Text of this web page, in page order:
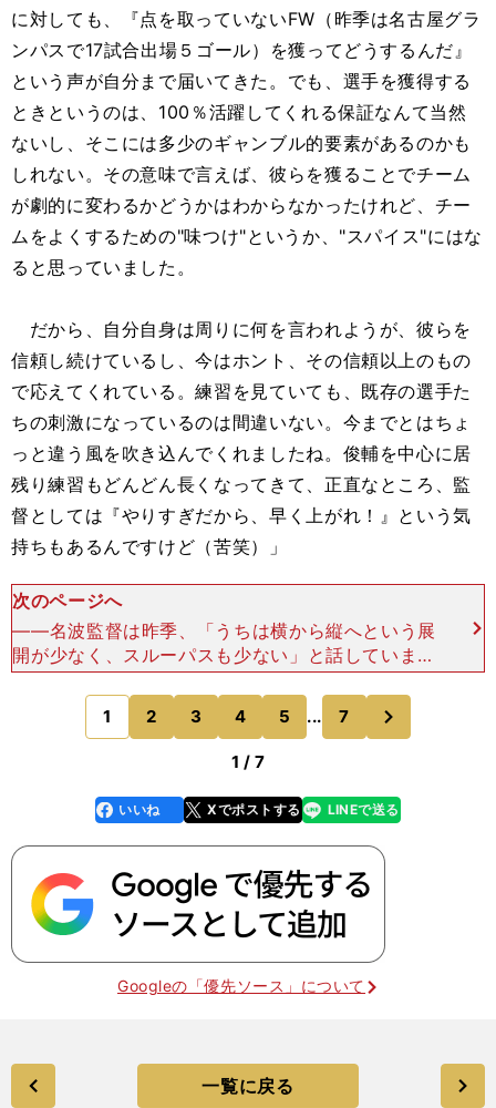
に対しても、『点を取っていないFW（昨季は名古屋グラ
ンパスで17試合出場５ゴール）を獲ってどうするんだ』
という声が自分まで届いてきた。でも、選手を獲得する
ときというのは、100％活躍してくれる保証なんて当然
ないし、そこには多少のギャンブル的要素があるのかも
しれない。その意味で言えば、彼らを獲ることでチーム
が劇的に変わるかどうかはわからなかったけれど、チー
ムをよくするための"味つけ"というか、"スパイス"にはな
ると思っていました。
だから、自分自身は周りに何を言われようが、彼らを
信頼し続けているし、今はホント、その信頼以上のもの
で応えてくれている。練習を見ていても、既存の選手た
ちの刺激になっているのは間違いない。今までとはちょ
っと違う風を吹き込んでくれましたね。俊輔を中心に居
残り練習もどんどん長くなってきて、正直なところ、監
督としては『やりすぎだから、早く上がれ！』という気
持ちもあるんですけど（苦笑）」
次のページへ
――名波監督は昨季、「うちは横から縦へという展
開が少なく、スルーパスも少ない」と話していまし
たが、今季の磐田にスルーパスが増えているの
も"俊輔効果"ですか。「スルーパスが少なかったの
は、出し手が見てな
1 2 3 4 5 ... 7
1 / 7
faceboo
k
いいね Xでポストする
line LINEで送る
Googleの「優先ソース」について
一覧に戻る